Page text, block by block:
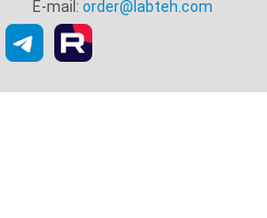
E-mail: order@labteh.com